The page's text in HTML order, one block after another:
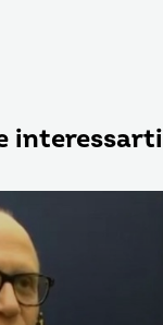
interessarti